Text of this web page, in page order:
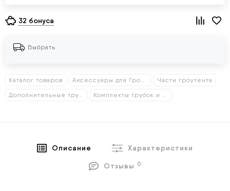
32 бонуса
Выбрать
Каталог товаров Аксессуары для Гроутентов Части гроутента
Дополнительные трубки Комплекты трубок и уголков
Описание
Характеристики
Отзывы
0